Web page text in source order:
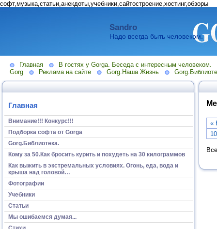
софт,музыка,статьи,анекдоты,учебники,сайтостроение,хостинг,обзоры
Sandro
Надо всегда быть человеком.
Главная
В гостях у Gorga. Беседа с интересным человеком.
Gorg
Реклама на сайте Gorg.Наша Жизнь
Главная
Внимание!!! Конкурс!!!
Подборка софта от Gorga
Gorg.Библиотека.
Кому за 50.Как бросить курить и похудеть на 30 килограммов
Как выжить в экстремальных условиях. Огонь, еда, вода и
крыша над головой…
Фотографии
Учебники
Статьи
Мы ошибаемся думая...
«
10